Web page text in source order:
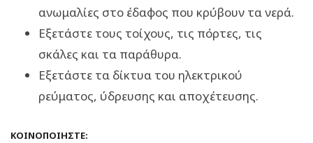
ανωμαλίες στο έδαφος που κρύβουν τα νερά.
Εξετάστε τους τοίχους, τις πόρτες, τις
σκάλες και τα παράθυρα.
Εξετάστε τα δίκτυα του ηλεκτρικού
ρεύματος, ύδρευσης και αποχέτευσης.
ΚΟΙΝΟΠΟΙΉΣΤΕ: